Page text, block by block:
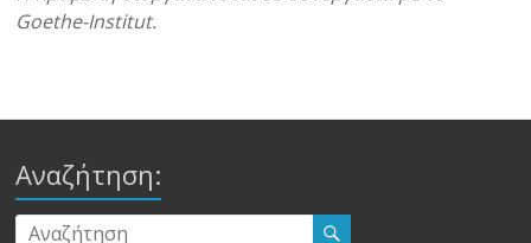
Goethe-Institut.
Αναζήτηση: